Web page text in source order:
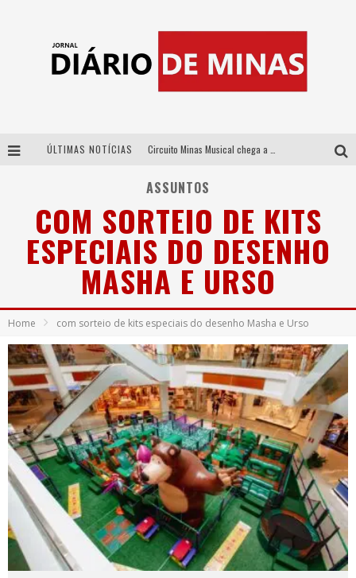
ÚLTIMAS NOTÍCIAS
No clima do Hexa: “Passinho do Brasil”, da DJ Danny Albuquerque, é a música que embala a torcida brasileira na Copa do Mundo 2026
Yan traz a turnê nacional do PagodYANdo para Belo Horizonte
ASSUNTOS
COM SORTEIO DE KITS
ESPECIAIS DO DESENHO
MASHA E URSO
Home com sorteio de kits especiais do desenho Masha e Urso